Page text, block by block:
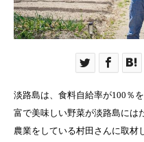
淡路島は、食料自給率が100％
富で美味しい野菜が淡路島には
農業をしている村田さんに取材